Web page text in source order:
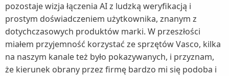
pozostaje wizja łączenia AI z ludzką weryfikacją i
prostym doświadczeniem użytkownika, znanym z
dotychczasowych produktów marki. W przeszłości
miałem przyjemność korzystać ze sprzętów Vasco, kilka
na naszym kanale też było pokazywanych, i przyznam,
że kierunek obrany przez firmę bardzo mi się podoba i